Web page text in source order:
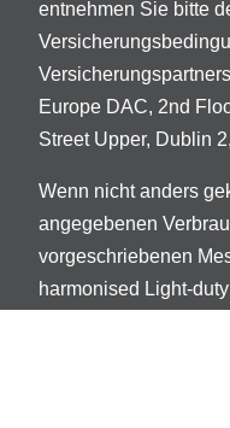
entnehmen Sie bitte
Europe DAC, 2nd
Street Upper, Dublin
Wenn nicht anders
angegebenen
vorgeschriebenen
harmonised Light-